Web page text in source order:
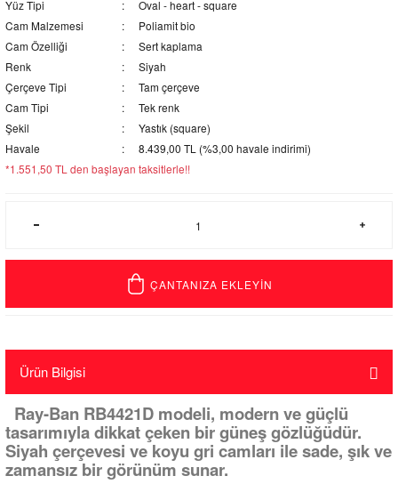
Yüz Tipi
Oval - heart - square
Cam Malzemesi
Poliamit bio
Cam Özelliği
Sert kaplama
Renk
Siyah
Çerçeve Tipi
Tam çerçeve
Cam Tipi
Tek renk
Şekil
Yastık (square)
Havale
8.439,00 TL (%3,00 havale indirimi)
*1.551,50 TL den başlayan taksitlerle!!
ÇANTANIZA EKLEYİN
Ürün Bilgisi
Ray-Ban RB4421D modeli, modern ve güçlü
tasarımıyla dikkat çeken bir güneş gözlüğüdür.
Siyah çerçevesi ve koyu gri camları ile sade, şık ve
zamansız bir görünüm sunar.